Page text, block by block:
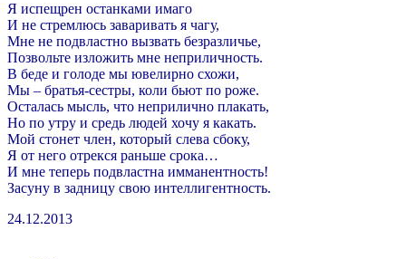
Я испещрен останками имаго
И не стремлюсь заваривать я чагу,
Мне не подвластно вызвать безразличье,
Позвольте изложить мне неприличность.
В беде и голоде мы ювелирно схожи,
Мы – братья-сестры, коли бьют по роже.
Осталась мысль, что неприлично плакать,
Но по утру и средь людей хочу я какать.
Мой стонет член, который слева сбоку,
Я от него отрекся раньше срока…
И мне теперь подвластна имманентность!
Засуну в задницу свою интеллигентность.
24.12.2013